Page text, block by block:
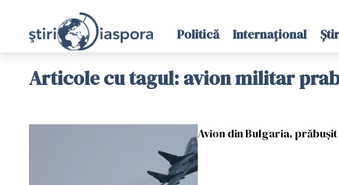
Politică Internațional
Articole cu tagul: avion militar
Avion din Bulgaria,